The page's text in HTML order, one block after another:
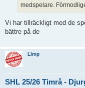
medspelare.
Vi har tillräckligt med de
bättre på de
Limp
SHL 25/26 Timrå -